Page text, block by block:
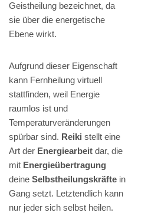
Geistheilung bezeichnet, da
sie über die energetische
Ebene wirkt.
Aufgrund dieser Eigenschaft
kann Fernheilung virtuell
stattfinden, weil Energie
raumlos ist und
Temperaturveränderungen
spürbar sind. Reiki stellt eine
Art der Energiearbeit dar, die
mit Energieübertragung
deine Selbstheilungskräfte in
Gang setzt. Letztendlich kann
nur jeder sich selbst heilen.